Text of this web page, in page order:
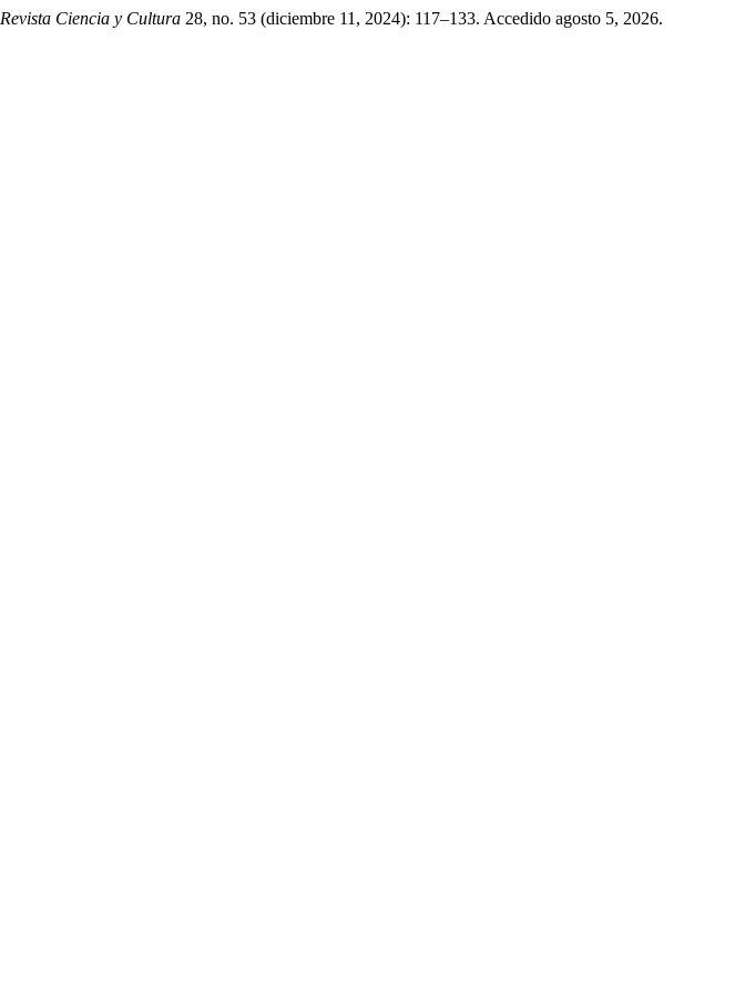
Revista Ciencia y Cultura 28, no. 53 (diciembre 11, 2024): 117–133. Accedido agosto 5, 2026.